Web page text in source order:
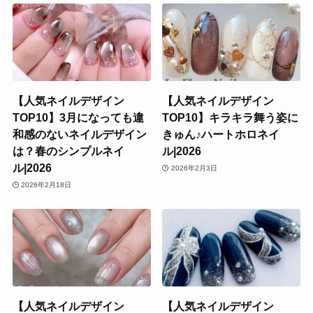
【人気ネイルデザイン
TOP10】3月になっても違
和感のないネイルデザイン
は？春のシンプルネイ
ル|2026
2026年2月18日
【人気ネイルデザイン
TOP10】キラキラ舞う姿に
きゅん♪ハートホロネイ
ル|2026
2026年2月3日
【人気ネイルデザイン 【人気ネイルデザイン